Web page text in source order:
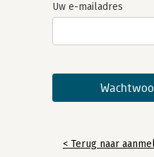
Uw e-mailadres
< Terug naar